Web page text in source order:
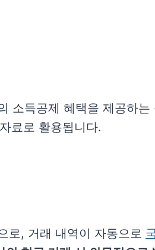
소득공제 혜택을 제공하는
료로 활용됩니다.
로, 거래 내역이 자동으로